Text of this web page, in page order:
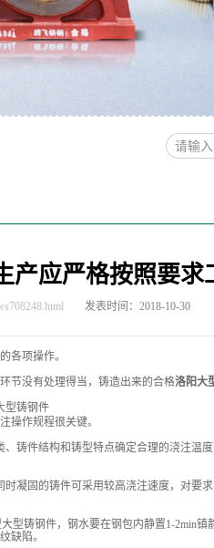
产应严格按照要求
发表时间：2018-10-30
各项操作。
节没有处理得当，铸造出来的合格洛阳大
操作规程很关键。
铸件结构和铸型特点确定合理的浇注温
凝固的铸件可采用较高浇注速度，对要
型铸钢件，钢水要在钢包内静置1-2min
缺陷。